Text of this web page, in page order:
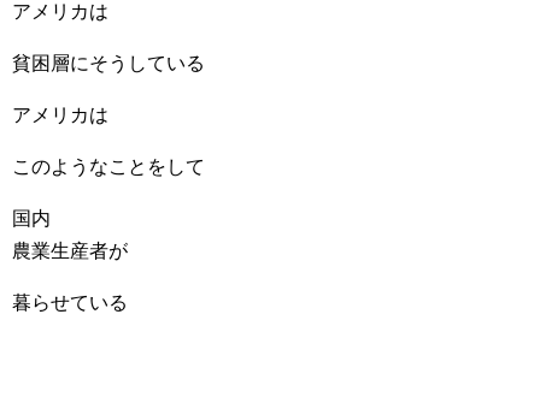
アメリカは
貧困層にそうしている
アメリカは
このようなことをして
国内
農業生産者が
暮らせている